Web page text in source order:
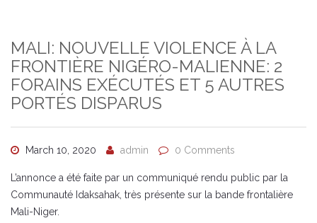
MALI: NOUVELLE VIOLENCE À LA
FRONTIÈRE NIGÉRO-MALIENNE: 2
FORAINS EXÉCUTÉS ET 5 AUTRES
PORTÉS DISPARUS
March 10, 2020 admin 0 Comments
L’annonce a été faite par un communiqué rendu public par la
Communauté Idaksahak, très présente sur la bande frontalière
Mali-Niger.